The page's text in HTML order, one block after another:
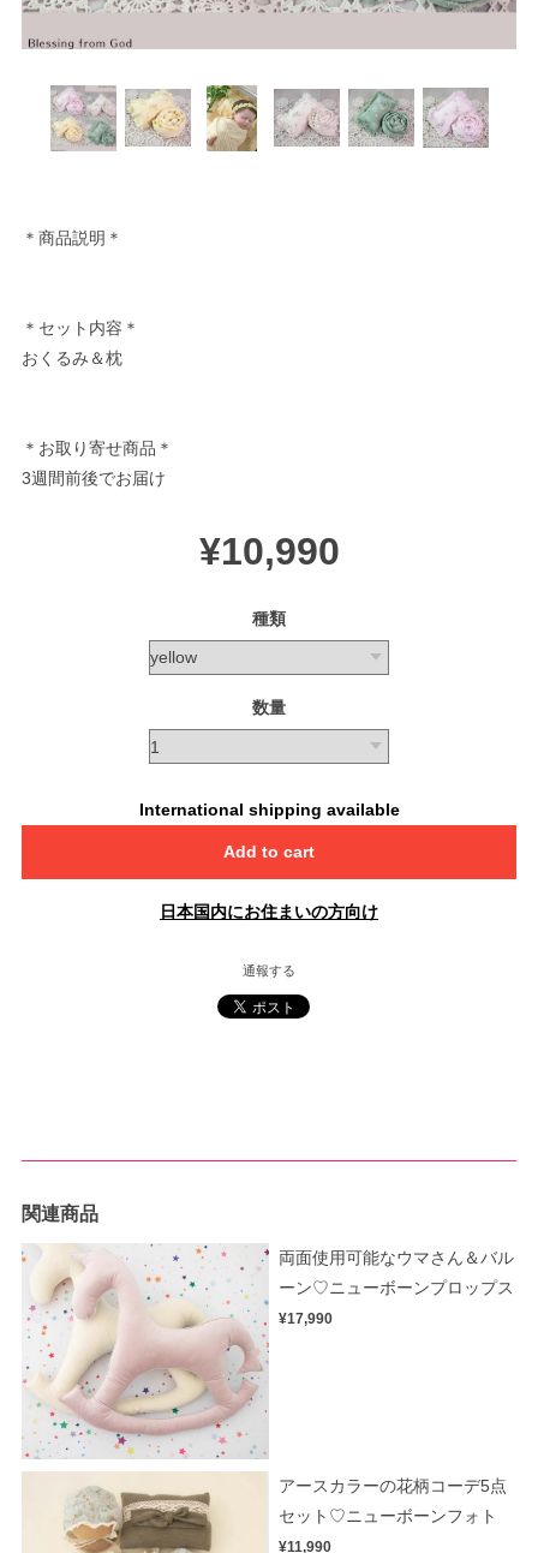
＊商品説明＊
＊セット内容＊
おくるみ＆枕
＊お取り寄せ商品＊
3週間前後でお届け
¥10,990
種類
数量
International shipping available
Add to cart
日本国内にお住まいの方向け
通報する
関連商品
両面使用可能なウマさん＆バル
ーン♡ニューボーンプロップス
¥17,990
アースカラーの花柄コーデ5点
セット♡ニューボーンフォト
¥11,990